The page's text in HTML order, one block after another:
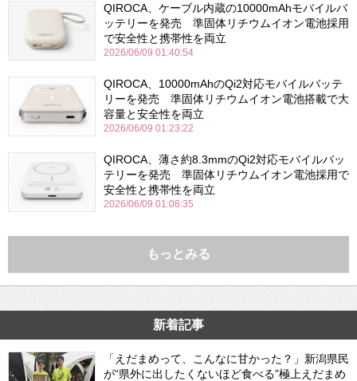
QIROCA、ケーブル内蔵の10000mAhモバイルバ
ッテリーを発売 準固体リチウムイオン電池採用
で安全性と携帯性を両立
2026/06/09 01:40:54
QIROCA、10000mAhのQi2対応モバイルバッテ
リーを発売 準固体リチウムイオン電池搭載で大
容量と安全性を両立
2026/06/09 01:23:22
QIROCA、薄さ約8.3mmのQi2対応モバイルバッ
テリーを発売 準固体リチウムイオン電池採用で
安全性と携帯性を両立
2026/06/09 01:08:35
もっとみる
新着記事
「えだまめって、こんなに甘かった？」新潟県民
が“県外に出したくないほど食べる”極上えだまめ